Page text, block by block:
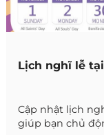
Lịch nghĩ lễ
Cập nhật lịch
giúp bạn chủ